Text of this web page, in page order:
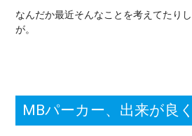
なんだか最近そんなことを考えてたり
が。
MBパーカー、出来が良